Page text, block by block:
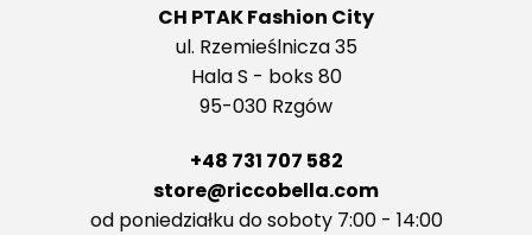
CH PTAK Fashion City
ul. Rzemieślnicza 35
Hala S - boks 80
95-030 Rzgów
+48 731 707 582
store@riccobella.com
od poniedziałku do soboty 7:00 - 14:00